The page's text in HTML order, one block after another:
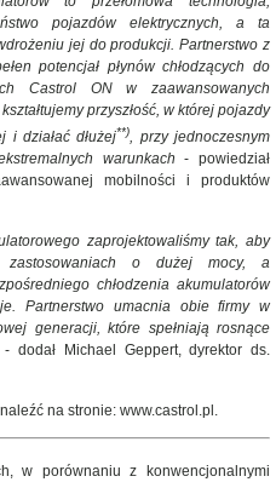
pojazdów elektrycznych, a ta
jej do produkcji. Partnerstwo z
potencjał płynów chłodzących do
Castrol ON w zaawansowanych
przyszłość, w której pojazdy
i działać dłużej**), przy jednoczesnym
warunkach- powiedział
mobilności i produktów
zaprojektowaliśmy tak, aby
o dużej mocy, a
chłodzenia akumulatorów
Partnerstwo umacnia obie firmy w
generacji, które spełniają rosnące
dodał Michael Geppert, dyrektor ds.
na stronie: www.castrol.pl.
w porównaniu z konwencjonalnymi